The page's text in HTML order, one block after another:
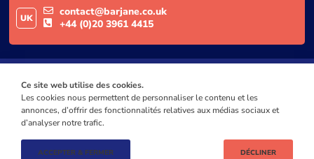
UK
contact@barjane.co.uk
+44 (0)20 3961 4415
© BARJANE 2024MENTIONS LÉGALES POLITIQUE DE CONFIDENTIALITÉ
Ce site web utilise des cookies.
Les cookies nous permettent de personnaliser le contenu et les
annonces, d’offrir des fonctionnalités relatives aux médias sociaux et
d’analyser notre trafic.
ACCEPTER & FERMER DÉCLINER